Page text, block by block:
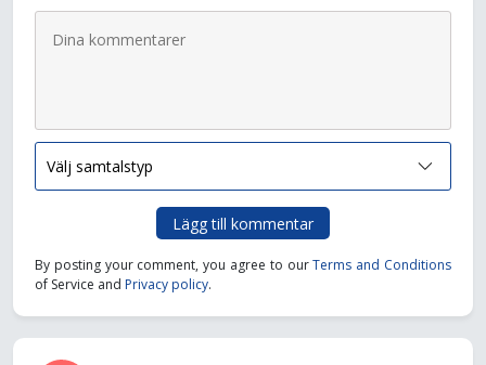
Lägg till kommentar
By posting your comment, you agree to ourTerms and Conditions
of Service and Privacy policy.